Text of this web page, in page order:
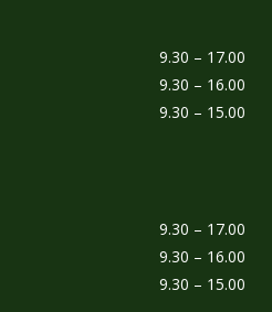
9.30 – 17.00
​9.30 – 16.00
​9.30 – 15.00
9.30 – 17.00
​9.30 – 16.00
​9.30 – 15.00